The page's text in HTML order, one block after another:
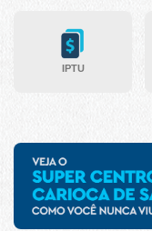
IPTU